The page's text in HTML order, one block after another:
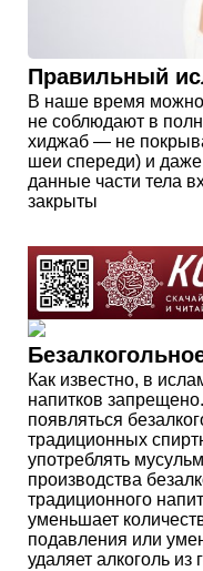
Правильный
В наше время можно
не соблюдают в
хиджаб — не
шеи спереди) и даже
данные части тела
закрыты
Как известно, в
напитков
появляться
традиционных
употреблять
производства
традиционного
уменьшает
подавления или
удаляет алкоголь из